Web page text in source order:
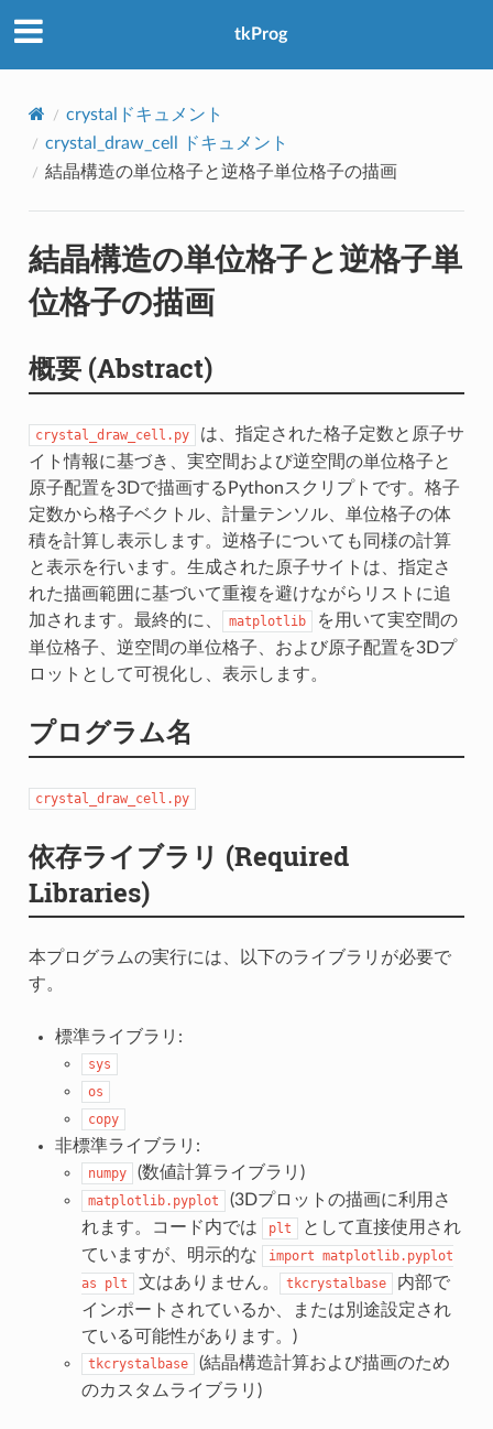
tkProg
crystalドキュメント
crystal_draw_cell ドキュメント
結晶構造の単位格子と逆格子単位格子の描画
結晶構造の単位格子と逆格子単
位格子の描画
概要 (Abstract)
crystal_draw_cell.py
は、指定された格子定数と原子サ
イト情報に基づき、実空間および逆空間の単位格子と
原子配置を3Dで描画するPythonスクリプトです。格子
定数から格子ベクトル、計量テンソル、単位格子の体
積を計算し表示します。逆格子についても同様の計算
と表示を行います。生成された原子サイトは、指定さ
れた描画範囲に基づいて重複を避けながらリストに追
加されます。最終的に、
matplotlib
を用いて実空間の
単位格子、逆空間の単位格子、および原子配置を3Dプ
ロットとして可視化し、表示します。
プログラム名
crystal_draw_cell.py
依存ライブラリ (Required
Libraries)
本プログラムの実行には、以下のライブラリが必要で
す。
標準ライブラリ:
sys
os
copy
非標準ライブラリ:
numpy (数値計算ライブラリ)
matplotlib.pyplot
(3Dプロットの描画に利用さ
れます。コード内では
plt
として直接使用され
ていますが、明示的な
import matplotlib.pyplot
as
plt 文はありません。 tkcrystalbase
内部で
インポートされているか、または別途設定され
ている可能性があります。)
tkcrystalbase
(結晶構造計算および描画のため
のカスタムライブラリ)
アクセス数：0